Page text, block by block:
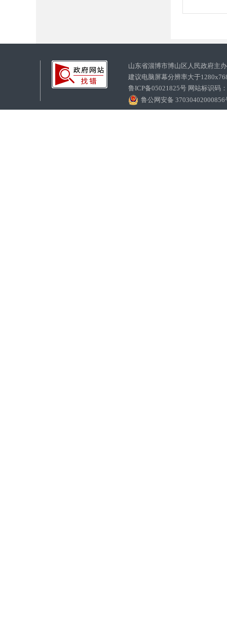
山东省淄博市博山区人民政府
建议电脑屏幕分辨率大于
鲁ICP备05021825号 网站标识码
鲁公网安备 37030402000856